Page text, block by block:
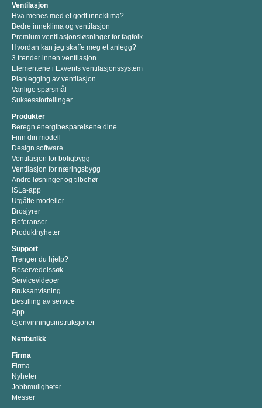
Ventilasjon
Hva menes med et godt inneklima?
Bedre inneklima og ventilasjon
Premium ventilasjonsløsninger for fagfolk
Hvordan kan jeg skaffe meg et anlegg?
3 trender innen ventilasjon
Elementene i Exvents ventilasjonssystem
Planlegging av ventilasjon
Vanlige spørsmål
Suksessfortellinger
Produkter
Beregn energibesparelsene dine
Finn din modell
Design software
Ventilasjon for boligbygg
Ventilasjon for næringsbygg
Andre løsninger og tilbehør
iSLa-app
Utgåtte modeller
Brosjyrer
Referanser
Produktnyheter
Support
Trenger du hjelp?
Reservedelssøk
Servicevideoer
Bruksanvisning
Bestilling av service
App
Gjenvinningsinstruksjoner
Nettbutikk
Firma
Firma
Nyheter
Jobbmuligheter
Messer